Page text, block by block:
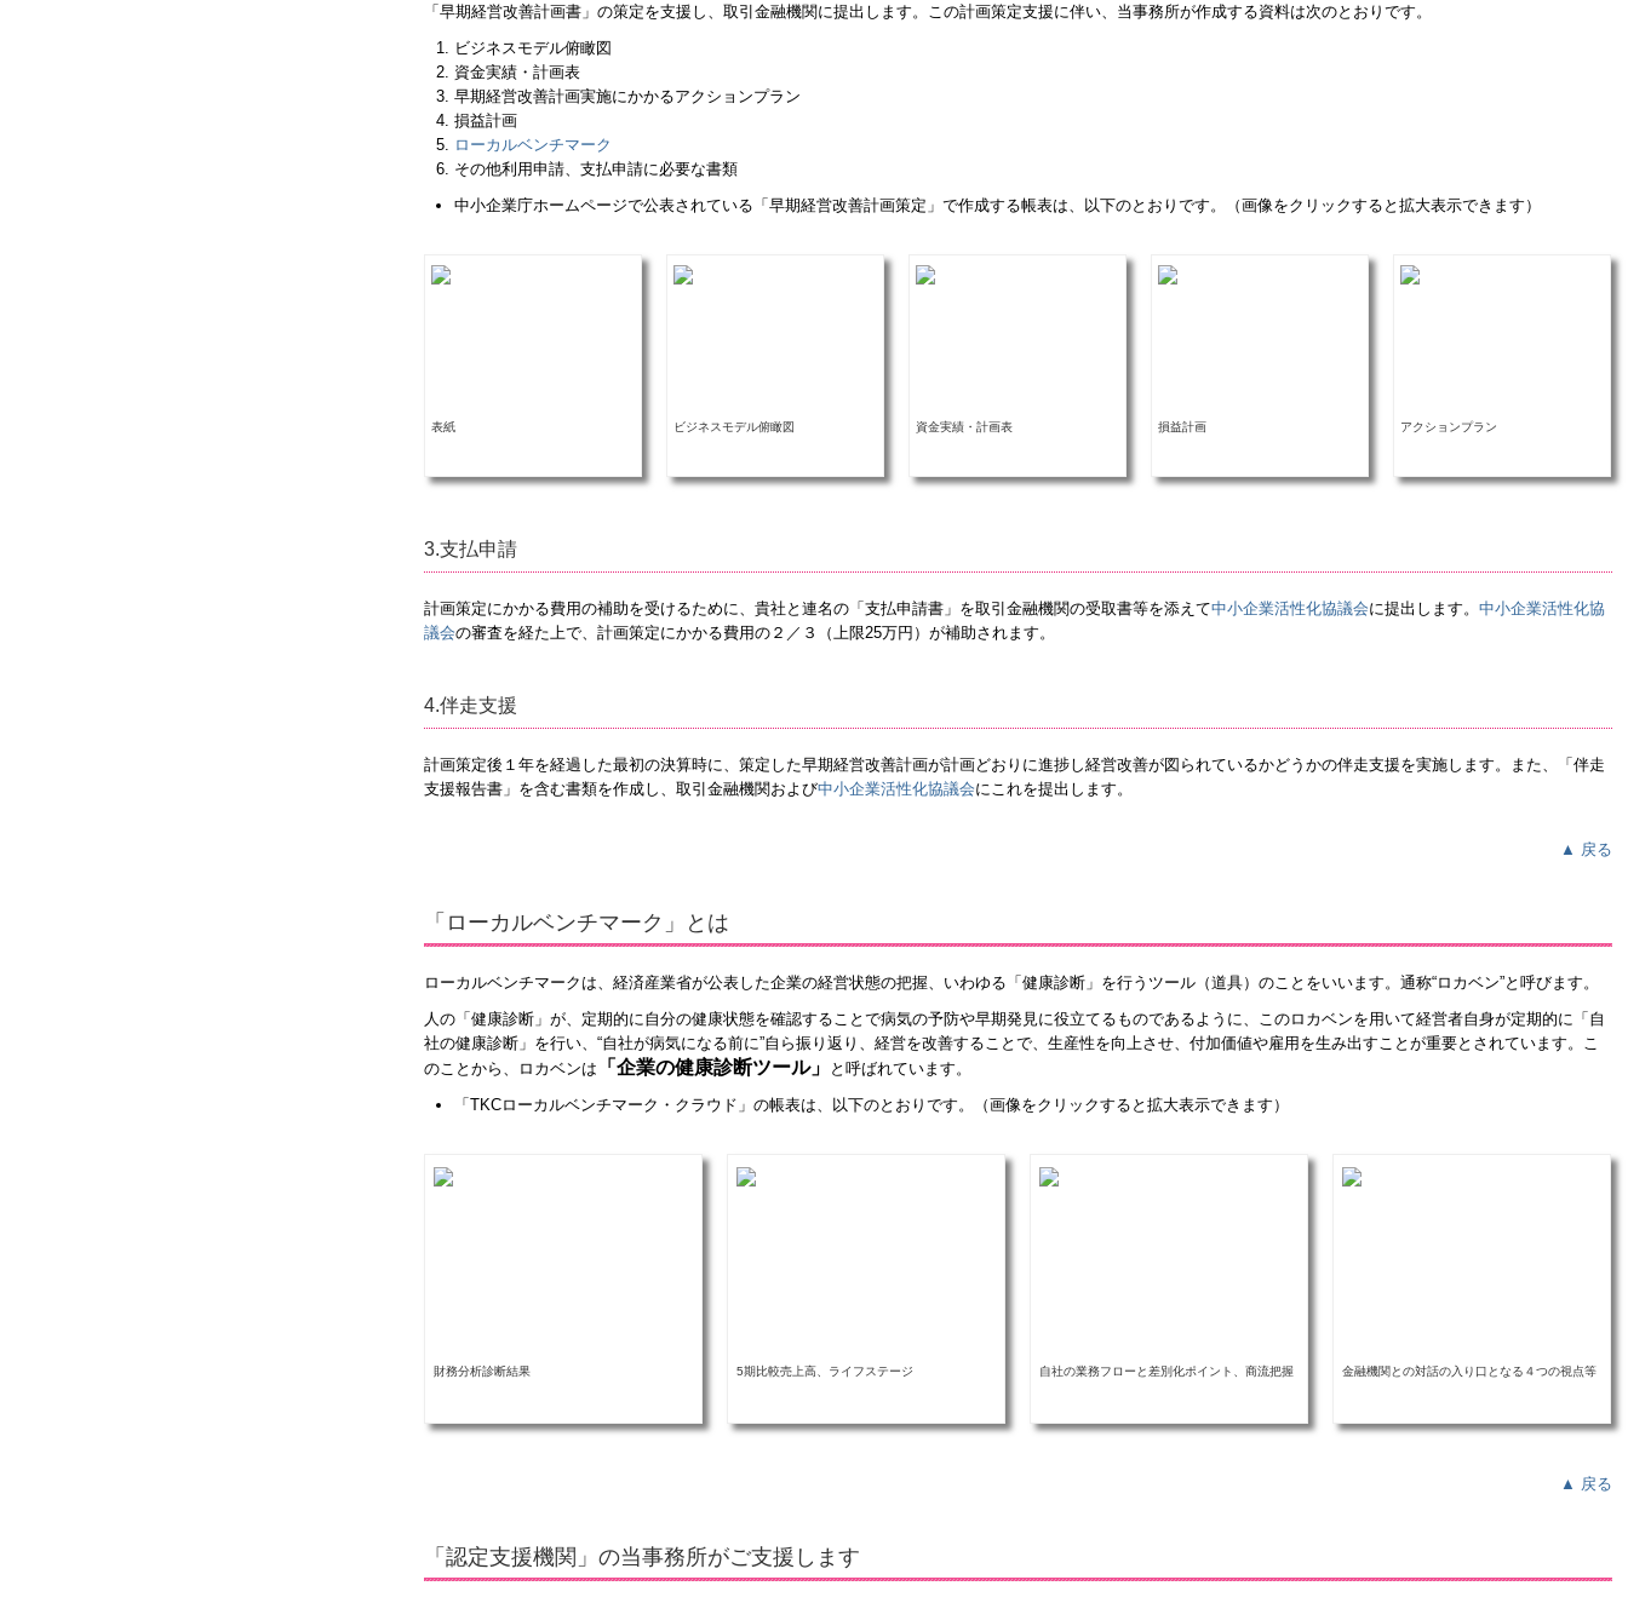
「早期経営改善計画書」の策定を支援し、取引金融機関に提出します。この計画策定支援に伴い、当事務所が作成する資料は次のとおりです。
ビジネスモデル俯瞰図
資金実績・計画表
早期経営改善計画実施にかかるアクションプラン
損益計画
ローカルベンチマーク
その他利用申請、支払申請に必要な書類
中小企業庁ホームページで公表されている「早期経営改善計画策定」で作成する帳表は、以下のとおりです。（画像をクリックすると拡大表示できます）
表紙 ビジネスモデル俯瞰図 資金実績・計画表 損益計画 アクションプラン
3.支払申請
計画策定にかかる費用の補助を受けるために、貴社と連名の「支払申請書」を取引金融機関の受取書等を添えて中小企業活性化協議会に提出します。 中小企業活性化協
議会の審査を経た上で、計画策定にかかる費用の２／３（上限25万円）が補助されます。
4.伴走支援
計画策定後１年を経過した最初の決算時に、策定した早期経営改善計画が計画どおりに進捗し経営改善が図られているかどうかの伴走支援を実施します。また、「伴走
支援報告書」を含む書類を作成し、取引金融機関および中小企業活性化協議会にこれを提出します。
▲ 戻る
「ローカルベンチマーク」とは
ローカルベンチマークは、経済産業省が公表した企業の経営状態の把握、いわゆる「健康診断」を行うツール（道具）のことをいいます。通称“ロカベン”と呼びます。
人の「健康診断」が、定期的に自分の健康状態を確認することで病気の予防や早期発見に役立てるものであるように、このロカベンを用いて経営者自身が定期的に「自
社の健康診断」を行い、“自社が病気になる前に”自ら振り返り、経営を改善することで、生産性を向上させ、付加価値や雇用を生み出すことが重要とされています。こ
のことから、ロカベンは
「企業の健康診断ツール」
と呼ばれています。
「TKCローカルベンチマーク・クラウド」の帳表は、以下のとおりです。（画像をクリックすると拡大表示できます）
財務分析診断結果 5期比較売上高、ライフステージ 自社の業務フローと差別化ポイント、商流把握 金融機関との対話の入り口となる４つの視点等
▲ 戻る
「認定支援機関」の当事務所がご支援します